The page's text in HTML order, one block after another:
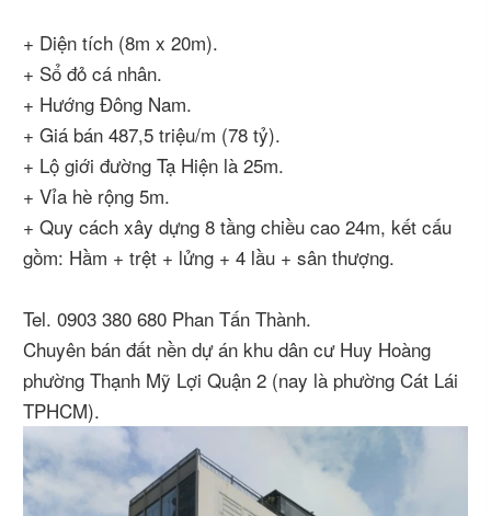
+ Diện tích (8m x 20m).
+ Sổ đỏ cá nhân.
+ Hướng Đông Nam.
+ Giá bán 487,5 triệu/m (78 tỷ).
+ Lộ giới đường Tạ Hiện là 25m.
+ Vỉa hè rộng 5m.
+ Quy cách xây dựng 8 tầng chiều cao 24m, kết cấu
gồm: Hầm + trệt + lửng + 4 lầu + sân thượng.
Tel. 0903 380 680 Phan Tấn Thành.
Chuyên bán đất nền dự án khu dân cư Huy Hoàng
phường Thạnh Mỹ Lợi Quận 2 (nay là phường Cát Lái
TPHCM).